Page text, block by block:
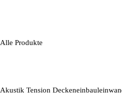
Alle Produkte
Akustik Tension